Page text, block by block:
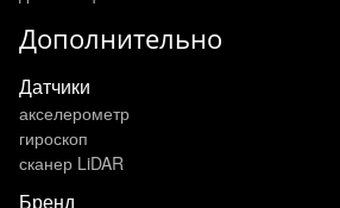
Дополнительно
Датчики
акселерометр
гироскоп
сканер LiDAR
Бренд